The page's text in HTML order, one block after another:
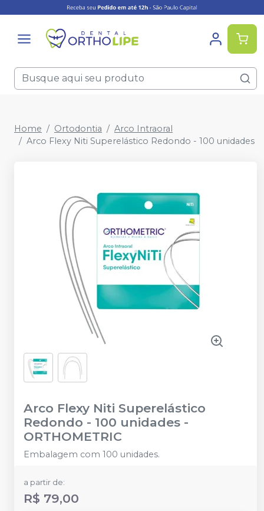
Home Ortodontia
Arco Intraoral
Arco Flexy Niti Superelástico Redondo - 100 unidades
Arco Flexy Niti Superelástico
Redondo - 100 unidades -
ORTHOMETRIC
Embalagem com 100 unidades.
a partir de:
R$ 79,00